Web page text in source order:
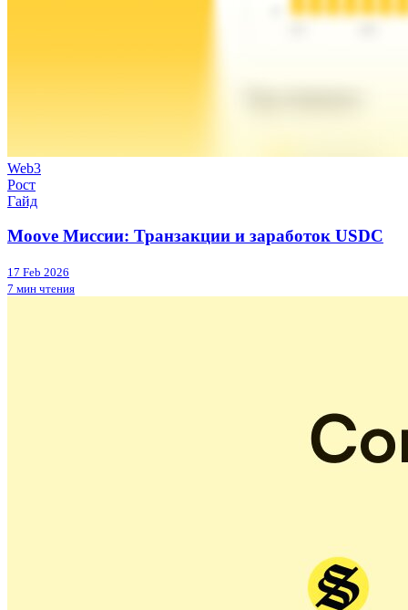
Web3
Рост
Гайд
Moove Миссии: Транзакции и заработок USDC
17 Feb 2026
7 мин чтения